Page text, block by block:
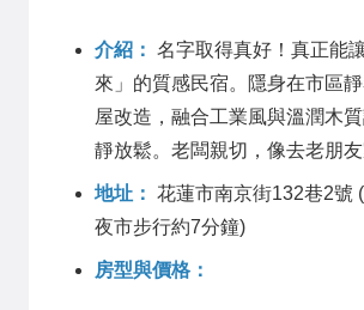
介紹： 名字取得真好！真正能
來」的質感民宿。隱身在市區
屋改造，融合工業風與溫潤木
靜放鬆。老闆親切，像去老朋友
地址： 花蓮市南京街132巷2號
夜市步行約7分鐘)
房型與價格：